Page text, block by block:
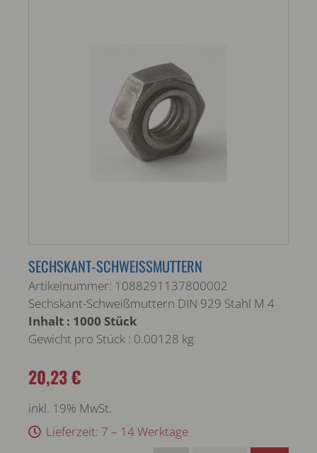
SECHSKANT-SCHWEISSMUTTERN
Artikelnummer: 1088291137800002
Sechskant-Schweißmuttern DIN 929 Stahl M 4
Inhalt : 1000 Stück
Gewicht pro Stück : 0.00128 kg
20,23 €
inkl. 19% MwSt.
Lieferzeit: 7 – 14 Werktage